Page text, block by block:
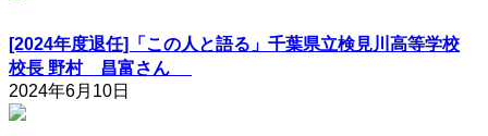
[2024年度退任]「この人と語る」千葉県立検見川高等学校
校長 野村 昌富さん
2024年6月10日